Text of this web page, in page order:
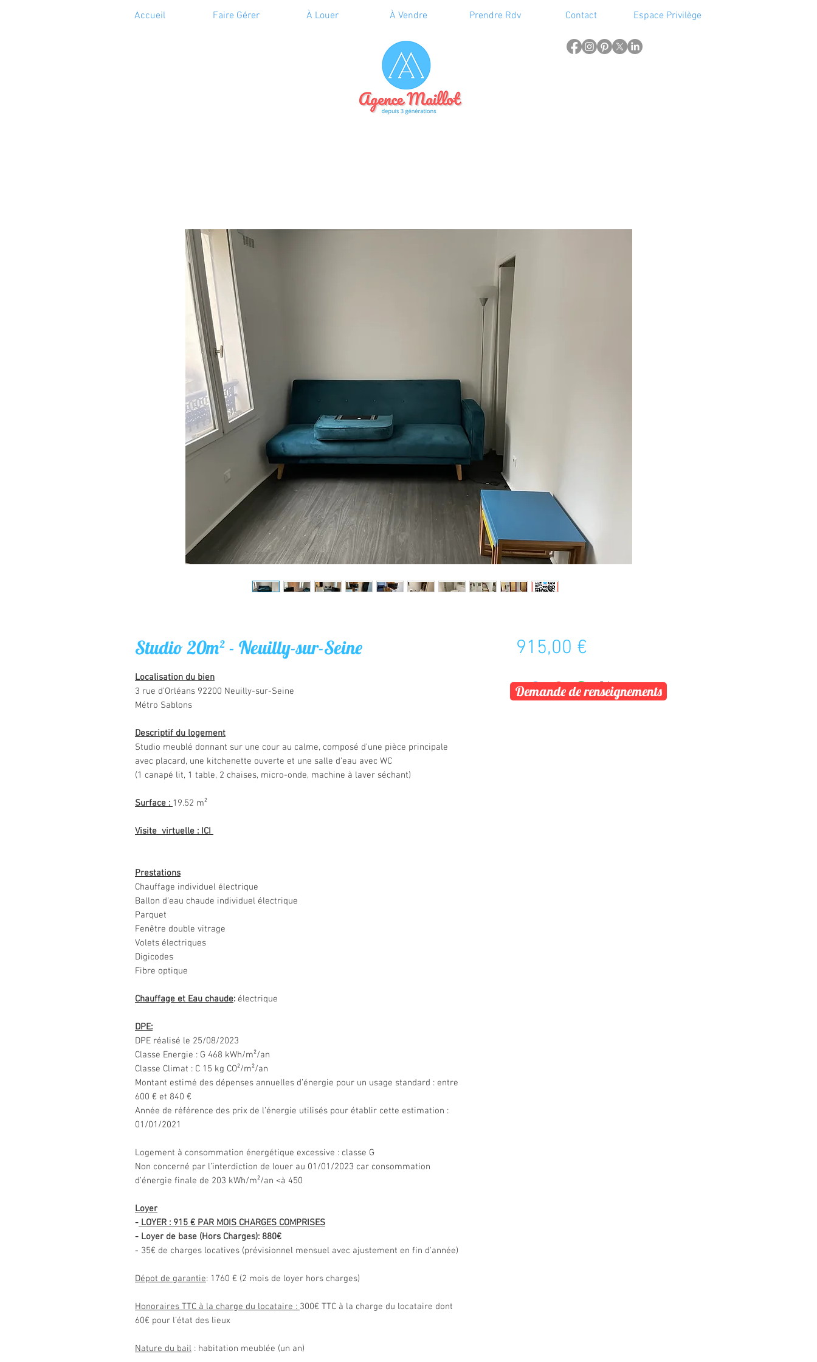
Accueil Faire Gérer À Louer À Vendre Prendre Rdv Contact Espace Privilège
Studio 20m² - Neuilly-sur-Seine
Localisation du bien
3 rue d’Orléans 92200 Neuilly-sur-Seine
Métro Sablons
Descriptif du logement
Studio meublé donnant sur une cour au calme, composé d’une pièce principale
avec placard, une kitchenette ouverte et une salle d’eau avec WC
(1 canapé lit, 1 table, 2 chaises, micro-onde, machine à laver séchant)
Surface : 19.52 m²
Visite virtuelle : ICI
Prestations
Chauffage individuel électrique
Ballon d’eau chaude individuel électrique
Parquet
Fenêtre double vitrage
Volets électriques
Digicodes
Fibre optique
Chauffage et Eau chaude: électrique
DPE:
DPE réalisé le 25/08/2023
Classe Energie : G 468 kWh/m²/an
Classe Climat : C 15 kg CO²/m²/an
Montant estimé des dépenses annuelles d’énergie pour un usage standard : entre
600 € et 840 €
Année de référence des prix de l’énergie utilisés pour établir cette estimation :
01/01/2021
Logement à consommation énergétique excessive : classe G
Non concerné par l’interdiction de louer au 01/01/2023 car consommation
d’énergie finale de 203 kWh/m²/an <à 450
Loyer
- LOYER : 915 € PAR MOIS CHARGES COMPRISES
- Loyer de base (Hors Charges): 880€
- 35€ de charges locatives (prévisionnel mensuel avec ajustement en fin d'année)
Dépot de garantie: 1760 € (2 mois de loyer hors charges)
Honoraires TTC à la charge du locataire : 300€ TTC à la charge du locataire dont
60€ pour l’état des lieux
Nature du bail : habitation meublée (un an)
915,00 €Prix
Demande de renseignements